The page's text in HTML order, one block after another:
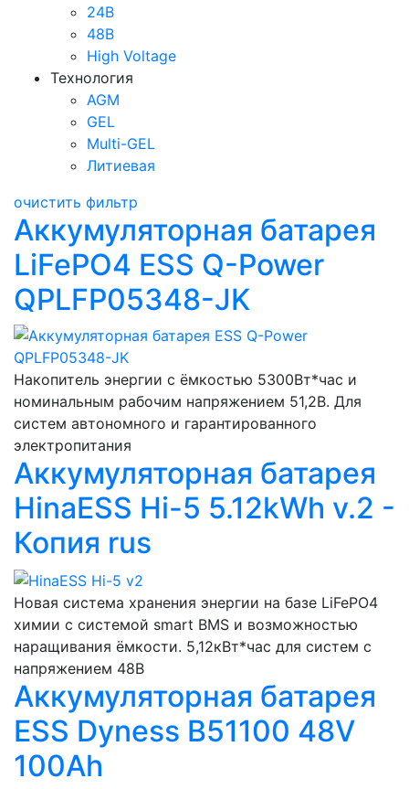
24В
48В
High Voltage
Технология
AGM
GEL
Multi-GEL
Литиевая
очистить фильтр
Аккумуляторная батарея
LiFePO4 ESS Q-Power
QPLFP05348-JK
Накопитель энергии с ёмкостью 5300Вт*час и
номинальным рабочим напряжением 51,2В. Для
систем автономного и гарантированного
электропитания
Аккумуляторная батарея
HinaESS Hi-5 5.12kWh v.2 -
Копия rus
Новая система хранения энергии на базе LiFePO4
химии с системой smart BMS и возможностью
наращивания ёмкости. 5,12кВт*час для систем с
напряжением 48В
Аккумуляторная батарея
ESS Dyness B51100 48V
100Ah